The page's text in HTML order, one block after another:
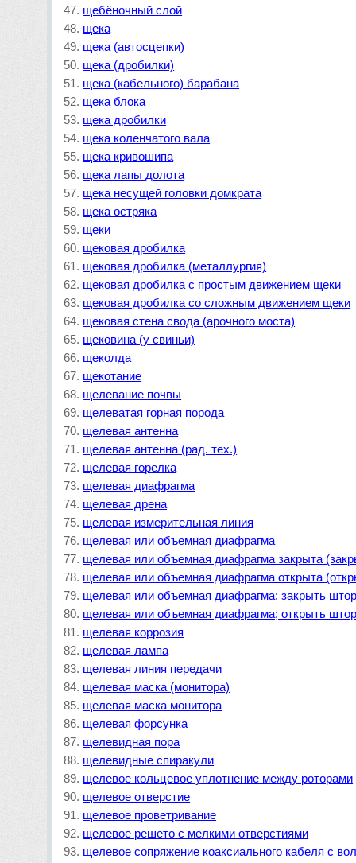
щебёночный слой
щека
щека (автосцепки)
щека (дробилки)
щека (кабельного) барабана
щека блока
щека дробилки
щека коленчатого вала
щека кривошипа
щека лапы долота
щека несущей головки домкрата
щека остряка
щеки
щековая дробилка
щековая дробилка (металлургия)
щековая дробилка с простым движением щеки
щековая дробилка со сложным движением щеки
щековая стена свода (арочного моста)
щековина (у свиньи)
щеколда
щекотание
щелевание почвы
щелеватая горная порода
щелевая антенна
щелевая антенна (рад. тех.)
щелевая горелка
щелевая диафрагма
щелевая дрена
щелевая измерительная линия
щелевая или объемная диафрагма
щелевая или объемная диафрагма закрыта
щелевая или объемная диафрагма открыта
щелевая или объемная диафрагма; закрыть
щелевая или объемная диафрагма; открыть
щелевая коррозия
щелевая лампа
щелевая линия передачи
щелевая маска (монитора)
щелевая маска монитора
щелевая форсунка
щелевидная пора
щелевидные спиракули
щелевое кольцевое уплотнение между роторами
щелевое отверстие
щелевое проветривание
щелевое решето с мелкими отверстиями
щелевое сопряжение коаксиального кабеля с